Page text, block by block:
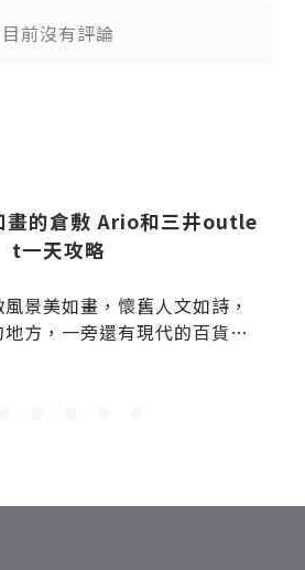
目前沒有評論
畫的倉敷 Ario和三井outle
t一天攻略
景美如畫，懷舊人文如詩，
方，一旁還有現代的百貨公
光。這裡總共有三個地方可
是三井outlet、Ario商場、和